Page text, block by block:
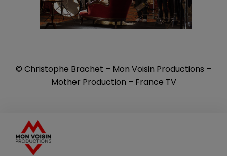
© Christophe Brachet – Mon Voisin Productions –
Mother Production – France TV